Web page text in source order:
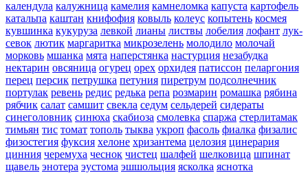
календула калужница камелия камнеломка капуста картофель
катальпа каштан книфофия ковыль колеус копытень космея
кувшинка кукуруза левкой лианы листвы лобелия лофант лук-
севок лютик маргаритка микрозелень молодило молочай
морковь мшанка мята наперстянка настурция незабудка
нектарин овсяница огурец орех орхидея патиссон пеларгония
перец персик петрушка петуния пиретрум подсолнечник
портулак ревень редис редька репа розмарин ромашка рябина
рябчик салат самшит свекла седум сельдерей сидераты
синеголовник синюха скабиоза смолевка спаржа стерлитамак
тимьян тис томат тополь тыква укроп фасоль фиалка физалис
физостегия фуксия хелоне хризантема целозия цинерария
цинния черемуха чеснок чистец шалфей шелковица шпинат
щавель энотера эустома эшшольция ясколка яснотка